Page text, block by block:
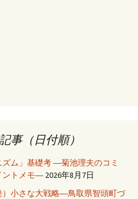
事（日付順）
ム」基礎考 ―菊池理夫のコミ
ントメモ― 2026年8月7日
小さな大戦略―鳥取県智頭町づ